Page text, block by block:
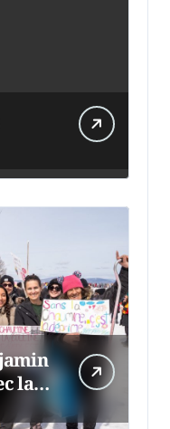
la